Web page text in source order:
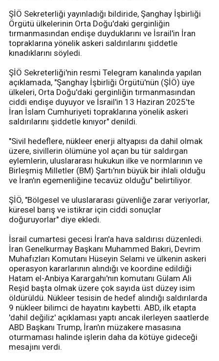
ŞİÖ Sekreterliği yayınladığı bildiride, Şanghay İşbirliği
Örgütü ülkelerinin Orta Doğu'daki gerginliğin
tırmanmasından endişe duyduklarını ve İsrail'in İran
topraklarına yönelik askeri saldırılarını şiddetle
kınadıklarını söyledi.
ŞİÖ Sekreterliği'nin resmi Telegram kanalında yapılan
açıklamada, "Şanghay İşbirliği Örgütü'nün (ŞİÖ) üye
ülkeleri, Orta Doğu'daki gerginliğin tırmanmasından
ciddi endişe duyuyor ve İsrail'in 13 Haziran 2025'te
İran İslam Cumhuriyeti topraklarına yönelik askeri
saldırılarını şiddetle kınıyor" denildi.
"Sivil hedeflere, nükleer enerji altyapısı da dahil olmak
üzere, sivillerin ölümüne yol açan bu tür saldırgan
eylemlerin, uluslararası hukukun ilke ve normlarının ve
Birleşmiş Milletler (BM) Şartı'nın büyük bir ihlali olduğu
ve İran'ın egemenliğine tecavüz olduğu" belirtiliyor.
ŞİÖ, "Bölgesel ve uluslararası güvenliğe zarar veriyorlar,
küresel barış ve istikrar için ciddi sonuçlar
doğuruyorlar" diye ekledi.
İsrail cumartesi gecesi İran'a hava saldırısı düzenledi.
İran Genelkurmay Başkanı Muhammed Bakıri, Devrim
Muhafızları Komutanı Hüseyin Selami ve ülkenin askeri
operasyon kararlarının alındığı ve koordine edildiği
Hatam el-Anbiya Karargahı'nın komutanı Gülam Ali
Reşid başta olmak üzere çok sayıda üst düzey isim
öldürüldü. Nükleer tesisin de hedef alındığı saldırılarda
9 nükleer bilimci de hayatını kaybetti. ABD, ilk etapta
'dahil değiliz' açıklaması yaptı ancak ilerleyen saatlerde
ABD Başkanı Trump, İran'ın müzakere masasına
oturmaması halinde işlerin daha da kötüye gideceği
mesajını verdi.